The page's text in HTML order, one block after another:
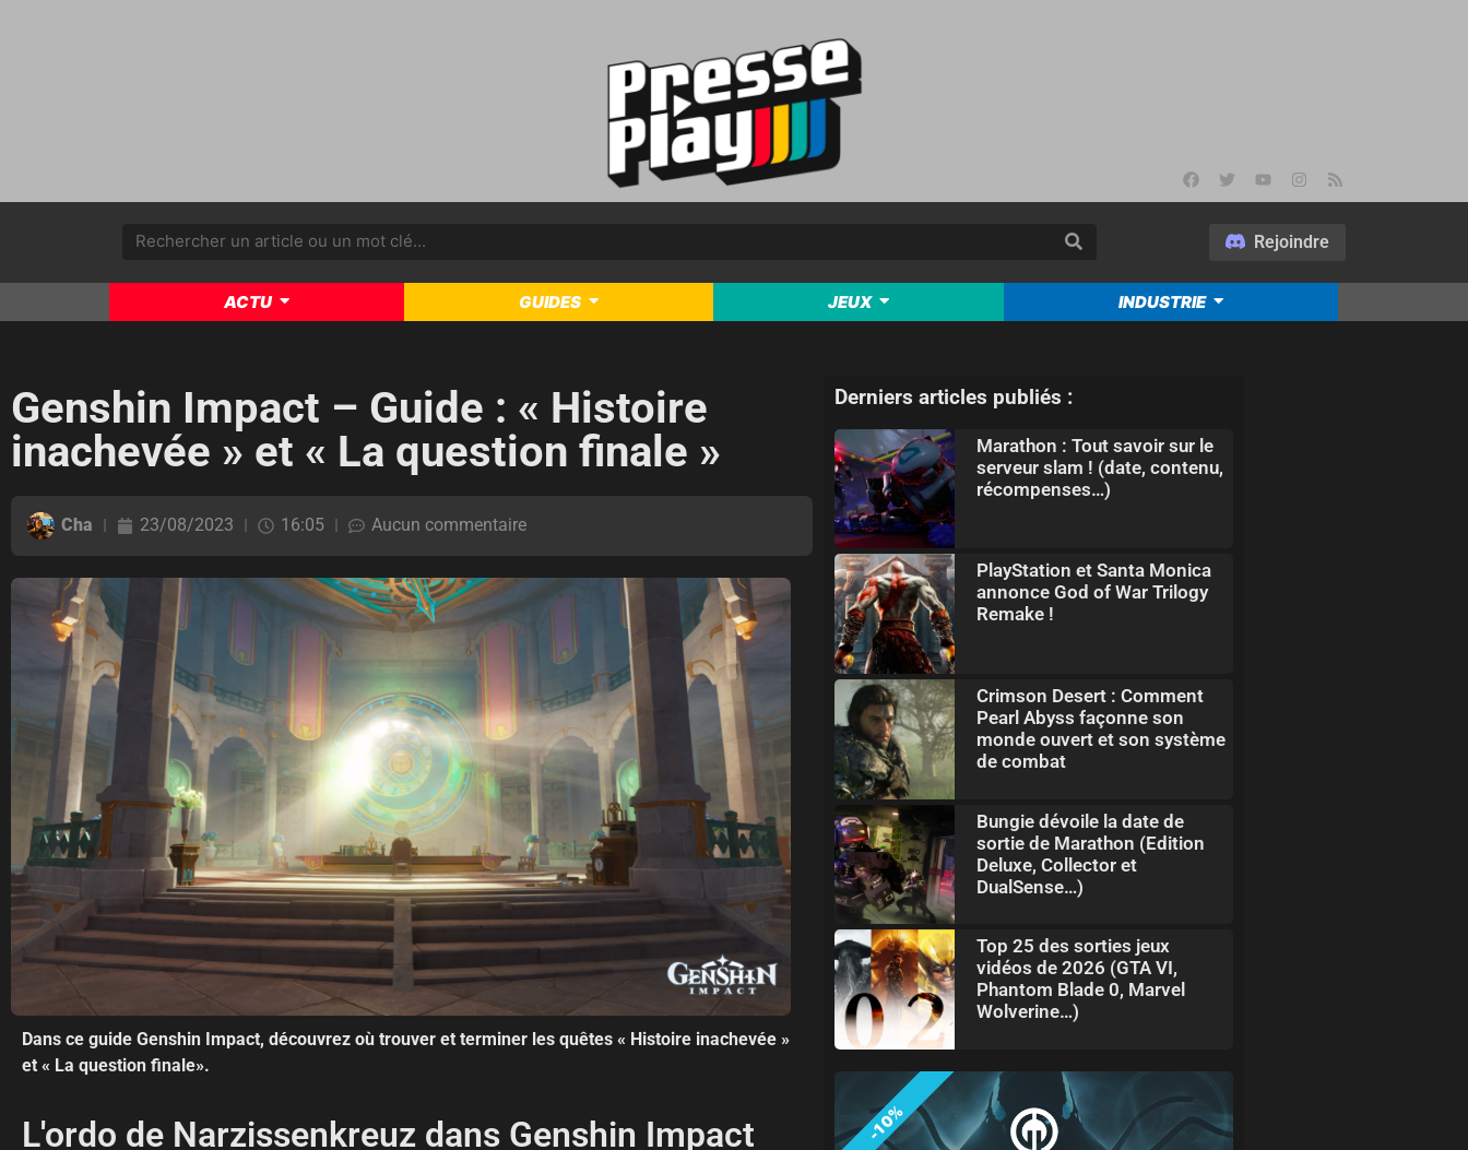
Rejoindre
ACTU GUIDES JEUX INDUSTRIE
Genshin Impact – Guide : « Histoire
inachevée » et « La question finale »
Cha 23/08/2023 16:05 Aucun commentaire
Dans ce guide Genshin Impact, découvrez où trouver et terminer les quêtes « Histoire inachevée »
et « La question finale».
L'ordo de Narzissenkreuz dans Genshin Impact
Derniers articles publiés :
Marathon : Tout savoir sur le
serveur slam ! (date, contenu,
récompenses…)
PlayStation et Santa Monica
annonce God of War Trilogy
Remake !
Crimson Desert : Comment
Pearl Abyss façonne son
monde ouvert et son système
de combat
Bungie dévoile la date de
sortie de Marathon (Edition
Deluxe, Collector et
DualSense…)
Top 25 des sorties jeux
vidéos de 2026 (GTA VI,
Phantom Blade 0, Marvel
Wolverine…)
-10%